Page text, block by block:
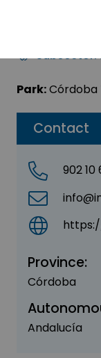
Contact
902 10
Province:
Córdoba
Andalucía
Subsector:
Park:Córdoba